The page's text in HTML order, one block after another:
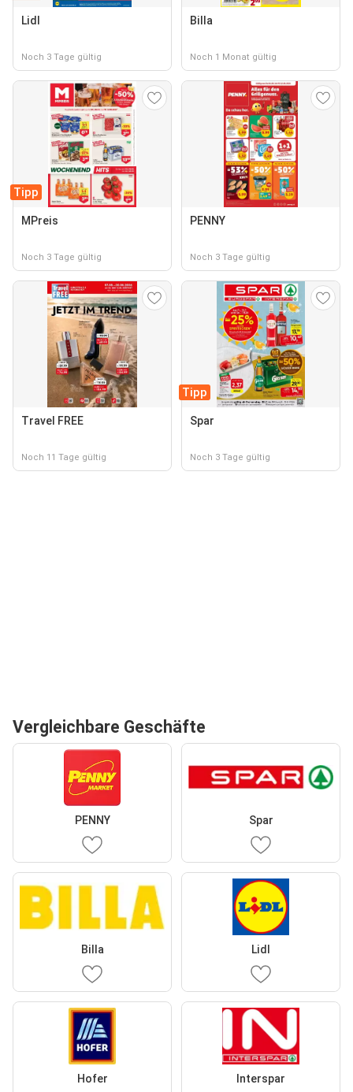
Lidl
Noch 3 Tage gültig
Billa
Noch 1 Monat gültig
Tipp
MPreis
Noch 3 Tage gültig
PENNY
Noch 3 Tage gültig
Travel FREE
Noch 11 Tage gültig
Tipp
Spar
Noch 3 Tage gültig
Vergleichbare Geschäfte
PENNY Spar
Billa Lidl
Hofer Interspar